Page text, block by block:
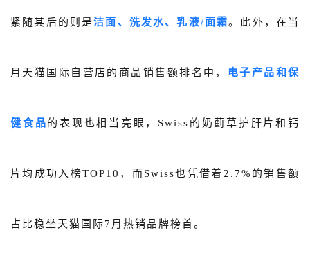
紧随其后的则是洁面、洗发水、乳液/面霜。此外，在当
月天猫国际自营店的商品销售额排名中， 电子产品和保
健食品的表现也相当亮眼，Swiss的 奶蓟草护肝片和钙
片均成功入榜TOP10，而 Swiss也凭借着2.7%的销售额
占比稳坐天猫国际7月热销品牌榜首。